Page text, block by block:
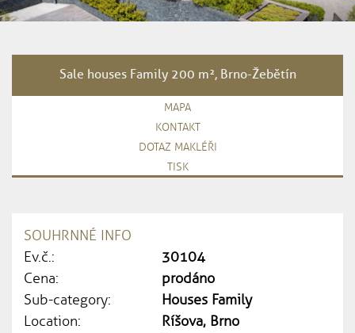
Sale houses Family 200 m², Brno-Žebětín
MAPA
KONTAKT
DOTAZ MAKLÉŘI
TISK
SOUHRNNÉ INFO
Ev.č.:
30104
Cena:
prodáno
Sub-category:
Houses Family
Location:
Ríšova, Brno